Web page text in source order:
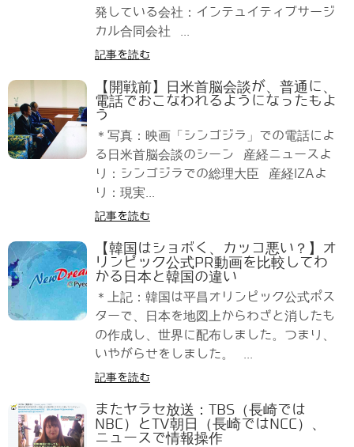
発している会社：インテュイティブサージ
カル合同会社 ...
記事を読む
【開戦前】日米首脳会談が、普通に、
電話でおこなわれるようになったもよ
う
＊写真：映画「シンゴジラ」での電話によ
る日米首脳会談のシーン 産経ニュースよ
り：シンゴジラでの総理大臣 産経IZAよ
り：現実...
記事を読む
【韓国はショボく、カッコ悪い？】オ
リンピック公式PR動画を比較してわ
かる日本と韓国の違い
＊上記：韓国は平昌オリンピック公式ポス
ターで、日本を地図上からわざと消したも
の作成し、世界に配布しました。つまり、
いやがらせをしました。 ...
記事を読む
またヤラセ放送：TBS（長崎では
NBC）とTV朝日（長崎ではNCC）、
ニュースで情報操作